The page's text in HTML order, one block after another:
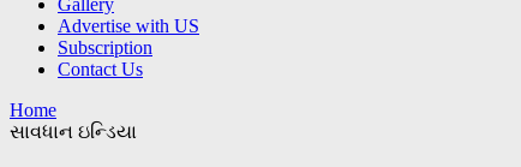
Gallery
Advertise with US
Subscription
Contact Us
Home
સાવધાન ઇન્ડિયા